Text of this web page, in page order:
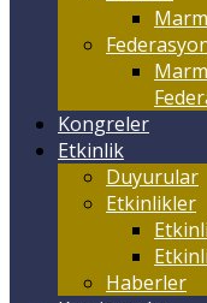
Kongreler
Etkinlik
Duyurular
Etkinlikler
Haberler